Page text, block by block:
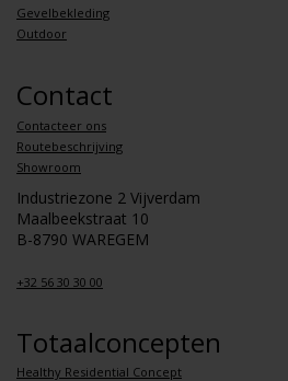
Gevelbekleding
Outdoor
Contact
Contacteer ons
Routebeschrijving
Showroom
Industriezone 2 Vijverdam
Maalbeekstraat 10
B-8790 WAREGEM
+32 56 30 30 00
Totaalconcepten
Healthy Residential Concept